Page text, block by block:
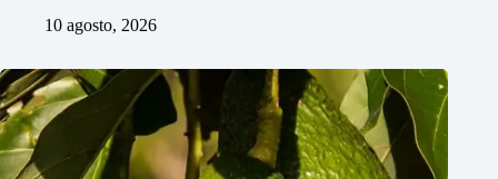
10 agosto, 2026